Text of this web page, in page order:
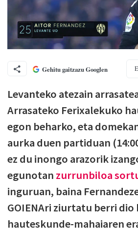
Gehitu gaitzazu Googlen
Levanteko atezain
Arrasateko Ferixalekuko
egon beharko, eta
aurka duen partiduan
ez du inongo arazorik
egunotan zurrunbiloa
inguruan, baina
GOIENAri ziurtatu berri dio
hauteskunde-mahaiaren